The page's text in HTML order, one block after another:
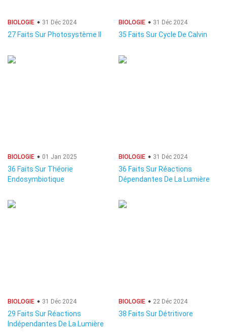
BIOLOGIE 31 Déc 2024
27 Faits Sur Photosystème II
BIOLOGIE 31 Déc 2024
35 Faits Sur Cycle De Calvin
BIOLOGIE 01 Jan 2025
36 Faits Sur Théorie
Endosymbiotique
BIOLOGIE 31 Déc 2024
36 Faits Sur Réactions
Dépendantes De La Lumière
BIOLOGIE 31 Déc 2024
29 Faits Sur Réactions
Indépendantes De La Lumière
BIOLOGIE 22 Déc 2024
38 Faits Sur Détritivore